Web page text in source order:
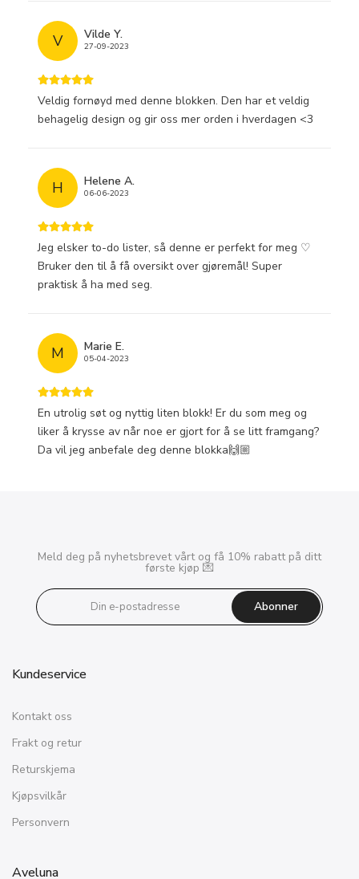
V Vilde Y.
27-09-2023
Veldig fornøyd med denne blokken. Den har et veldig
behagelig design og gir oss mer orden i hverdagen <3
H Helene A.
06-06-2023
Jeg elsker to-do lister, så denne er perfekt for meg ♡
Bruker den til å få oversikt over gjøremål! Super
praktisk å ha med seg.
M Marie E.
05-04-2023
En utrolig søt og nyttig liten blokk! Er du som meg og
liker å krysse av når noe er gjort for å se litt framgang?
Da vil jeg anbefale deg denne blokka🙌🏼
Meld deg på nyhetsbrevet vårt og få 10% rabatt på ditt
første kjøp 💌
Abonner
Kundeservice
Kontakt oss
Frakt og retur
Returskjema
Kjøpsvilkår
Personvern
Aveluna